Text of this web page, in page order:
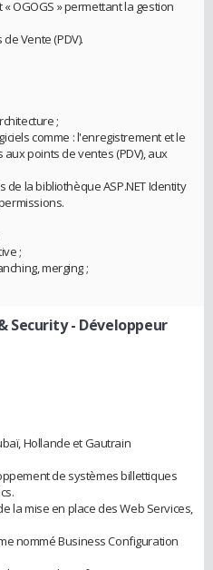
OGOGS » permettant la gestion
Vente (PDV).
;
comme : l'enregistrement et le
points de ventes (PDV), aux
la bibliothèque ASP.NET Identity
;
merging ;
Security- Développeur
Hollande et Gautrain
de systèmes billettiques
la mise en place des Web Services,
nommé Business Configuration